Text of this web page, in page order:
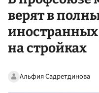
верят в
на стройках
Альфия Садретдинова